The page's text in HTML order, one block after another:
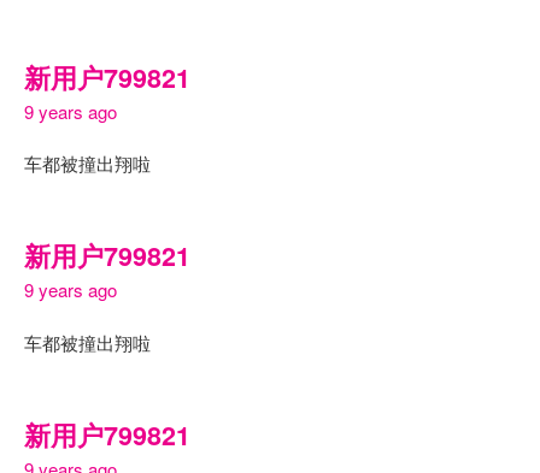
新用户799821
9 years ago
车都被撞出翔啦
新用户799821
9 years ago
车都被撞出翔啦
新用户799821